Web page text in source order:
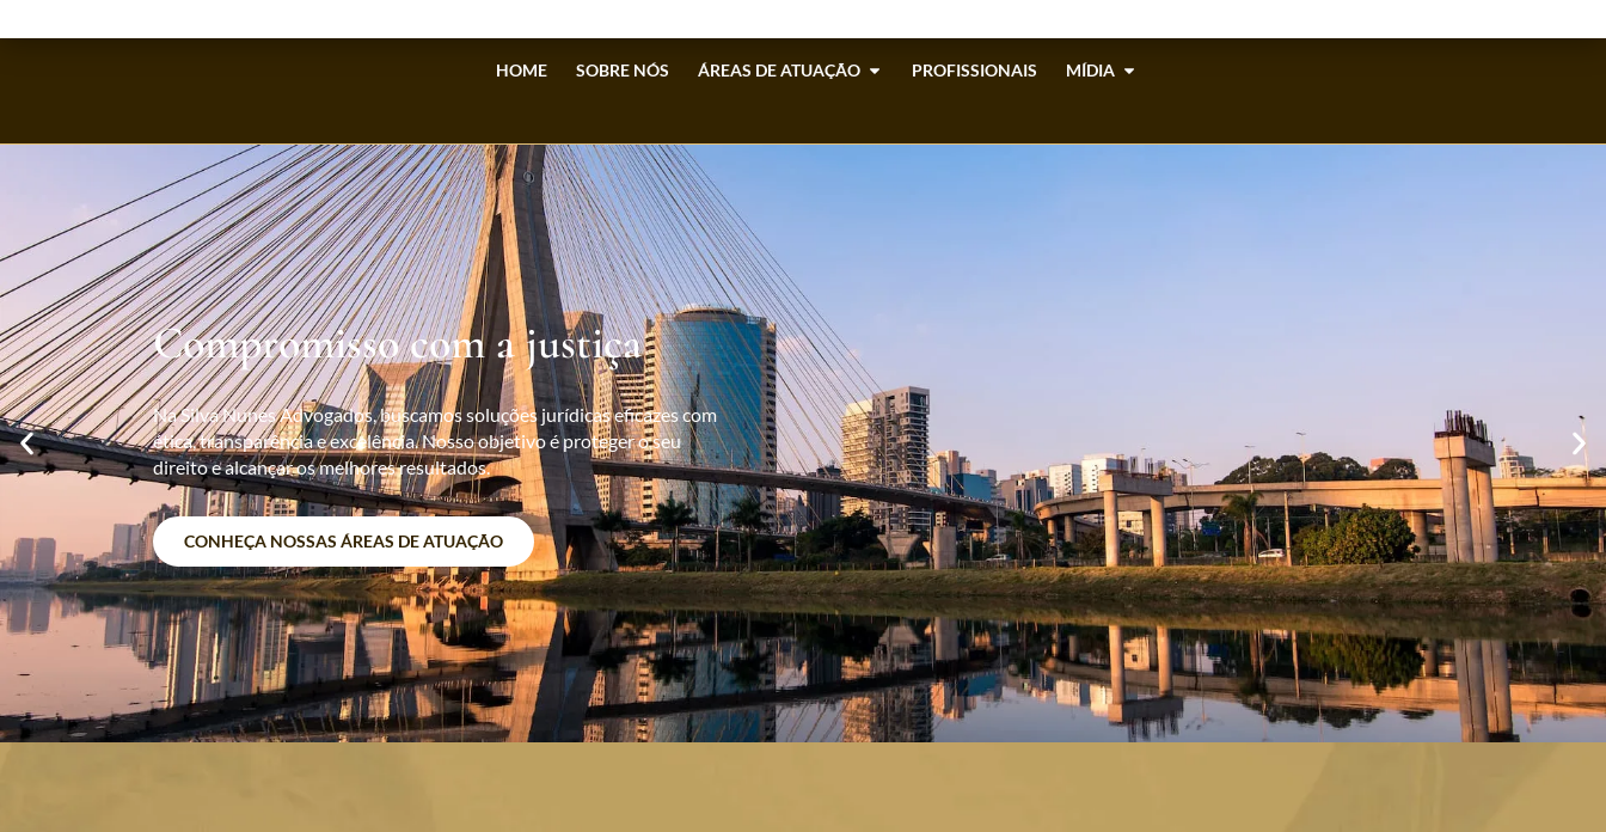
HOME SOBRE NÓS ÁREAS DE ATUAÇÃO PROFISSIONAIS MÍDIA
Compromisso com a justiça
Na Silva Nunes Advogados, buscamos soluções jurídicas eficazes com
ética, transparência e excelência. Nosso objetivo é proteger o seu
direito e alcançar os melhores resultados.
CONHEÇA NOSSAS ÁREAS DE ATUAÇÃO